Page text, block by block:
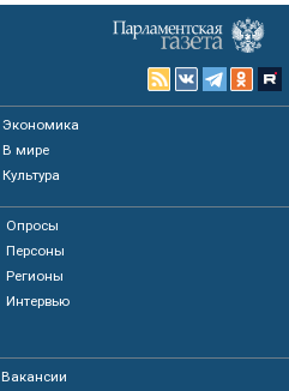
Экономика
В мире
Культура
Опросы
Персоны
Регионы
Интервью
Вакансии